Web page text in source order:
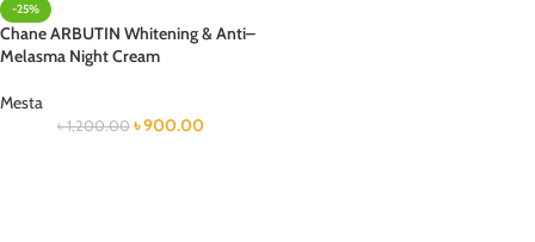
-25%
Chane ARBUTIN Whitening & Anti–
Melasma Night Cream
Mesta
৳1,200.00 ৳900.00